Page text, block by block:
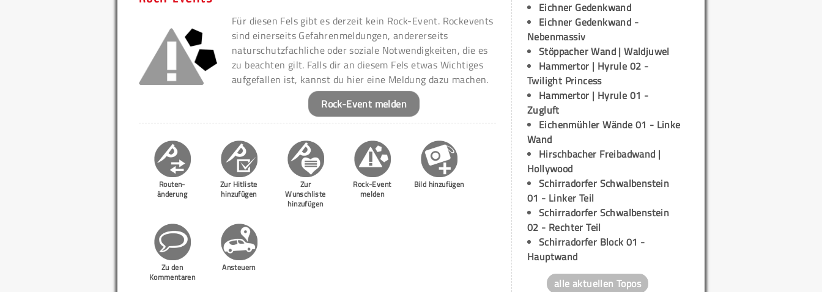
Für diesen Fels gibt es derzeit kein Rock-Event. Rockevents
sind einerseits Gefahrenmeldungen, andererseits
naturschutzfachliche oder soziale Notwendigkeiten, die es
zu beachten gilt. Falls dir an diesem Fels etwas Wichtiges
aufgefallen ist, kannst du hier eine Meldung dazu machen.
Rock-Event melden
Routen-
änderung
Zur Hitliste
hinzufügen
Zur
Wunschliste
hinzufügen
Rock-Event
melden
Bild hinzufügen
Zu den
Kommentaren
Ansteuern
Eichner Gedenkwand
Eichner Gedenkwand -
Nebenmassiv
Stöppacher Wand | Waldjuwel
Hammertor | Hyrule 02 -
Twilight Princess
Hammertor | Hyrule 01 -
Zugluft
Eichenmühler Wände 01 - Linke
Wand
Hirschbacher Freibadwand |
Hollywood
Schirradorfer Schwalbenstein
01 - Linker Teil
Schirradorfer Schwalbenstein
02 - Rechter Teil
Schirradorfer Block 01 -
Hauptwand
alle aktuellen Topos